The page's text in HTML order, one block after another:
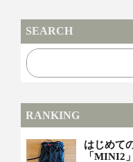
SEARCH
RANKING
はじめて
「MINI2」